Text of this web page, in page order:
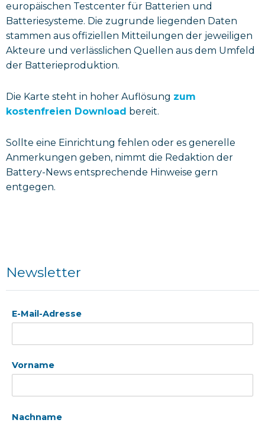
europäischen Testcenter für Batterien und
Batteriesysteme. Die zugrunde liegenden Daten
stammen aus offiziellen Mitteilungen der jeweiligen
Akteure und verlässlichen Quellen aus dem Umfeld
der Batterieproduktion.
Die Karte steht in hoher Auflösung zum
kostenfreien Download bereit.
Sollte eine Einrichtung fehlen oder es generelle
Anmerkungen geben, nimmt die Redaktion der
Battery-News entsprechende Hinweise gern
entgegen.
Newsletter
E-Mail-Adresse
Vorname
Nachname